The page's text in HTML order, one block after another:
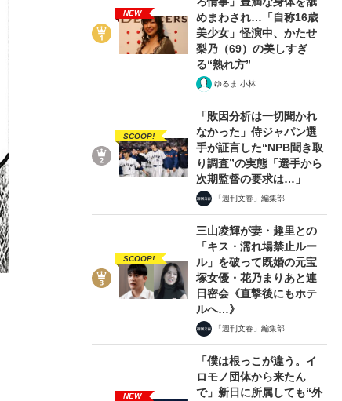
NEW
めまわされ…「自称16歳
美少女」怪演中、かたせ
梨乃（69）の美しすぎ
る“熟れ方”
ゆるま 小林
SCOOP!
「敗因分析は一切聞かれ
なかった」侍ジャパン選
手が証言した“NPB聞き取
り調査”の実態「選手から
次期監督の要求は…」
「週刊文春」編集部
SCOOP!
三山凌輝が妻・趣里との
「キス・濡れ場禁止ルー
ル」を破って既婚の元宝
塚女優・花乃まりあと連
日密会《直撃後にもホテ
ルへ…》
「週刊文春」編集部
NEW
「僕は根っこが違う。イ
ロモノ団体から来たん
で」新日に所属しても“外